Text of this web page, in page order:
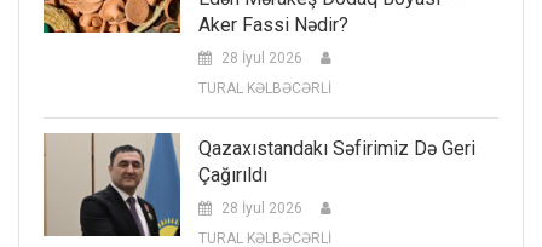
Aker Fassi Nədir?
28 İyul 2026
TURAL KƏLBƏCƏRLİ
Qazaxıstandakı Səfirimiz Də Geri
Çağırıldı
28 İyul 2026
TURAL KƏLBƏCƏRLİ